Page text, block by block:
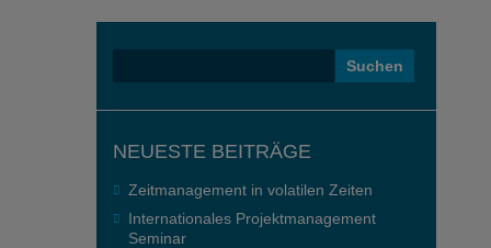
NEUESTE BEITRÄGE
Zeitmanagement in volatilen Zeiten
Internationales Projektmanagement
Seminar